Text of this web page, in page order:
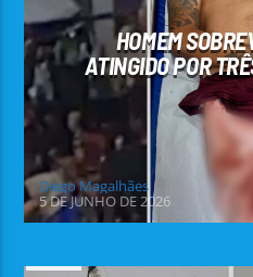
HOMEM
ATINGIDO POR
Diego Magalhães
5 DE JUNHO DE 2026